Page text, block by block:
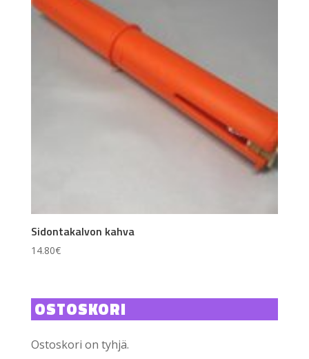
Sidontakalvon kahva
14.80€
OSTOSKORI
Ostoskori on tyhjä.